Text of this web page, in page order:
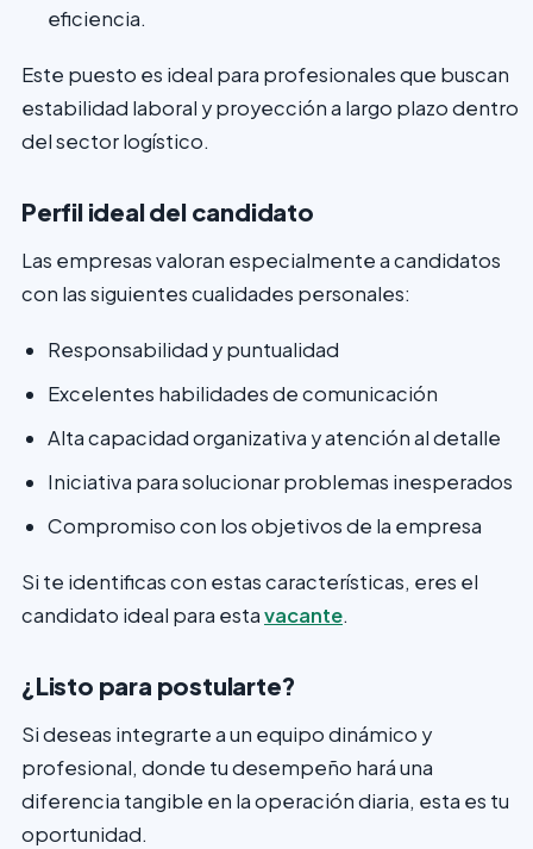
eficiencia.
Este puesto es ideal para profesionales que buscan
estabilidad laboral y proyección a largo plazo dentro
del sector logístico.
Perfil ideal del candidato
Las empresas valoran especialmente a candidatos
con las siguientes cualidades personales:
Responsabilidad y puntualidad
Excelentes habilidades de comunicación
Alta capacidad organizativa y atención al detalle
Iniciativa para solucionar problemas inesperados
Compromiso con los objetivos de la empresa
Si te identificas con estas características, eres el
candidato ideal para estavacante.
¿Listo para postularte?
Si deseas integrarte a un equipo dinámico y
profesional, donde tu desempeño hará una
diferencia tangible en la operación diaria, esta es tu
oportunidad.